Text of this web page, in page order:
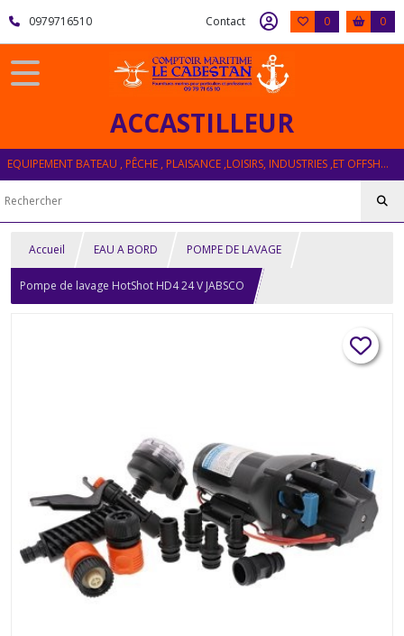
0979716510 Contact 0 0
ACCASTILLEUR
EQUIPEMENT BATEAU , PÊCHE , PLAISANCE ,LOISIRS, INDUSTRIES ,ET OFFSHORE
Accueil EAU A BORD POMPE DE LAVAGE
Pompe de lavage HotShot HD4 24 V JABSCO